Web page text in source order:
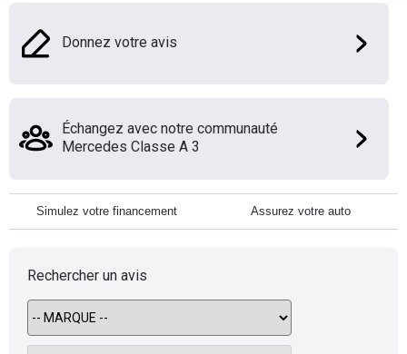
Donnez votre avis
Échangez avec notre communauté
Mercedes Classe A 3
Simulez votre financement Assurez votre auto
Rechercher un avis